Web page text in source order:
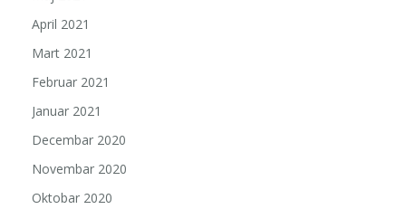
April 2021
Mart 2021
Februar 2021
Januar 2021
Decembar 2020
Novembar 2020
Oktobar 2020